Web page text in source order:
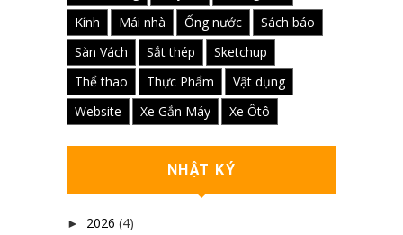
Kính
Mái nhà Ống nước
Sách báo
Sàn Vách
Sắt thép
Sketchup
Thể thao
Thực Phẩm
Vật dụng
Website
Xe Gắn Máy Xe Ôtô
NHẬT KÝ
► 2026 (4)